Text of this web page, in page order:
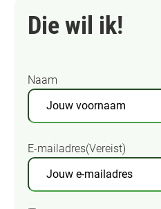
Die wil ik!
Naam
o
o
r
E-mailadres(Vereist)